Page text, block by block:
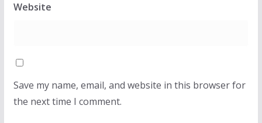
Website
Save my name, email, and website in this browser for
the next time I comment.